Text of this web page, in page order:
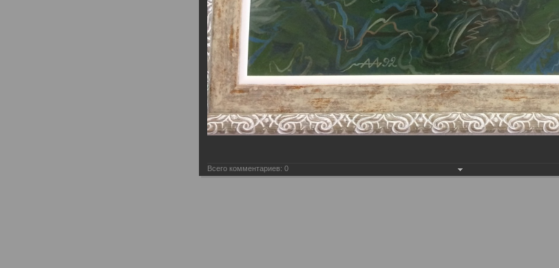
Всего комментариев: 0